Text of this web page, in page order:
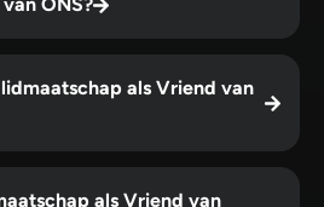
als Vriend van
als Vriend van